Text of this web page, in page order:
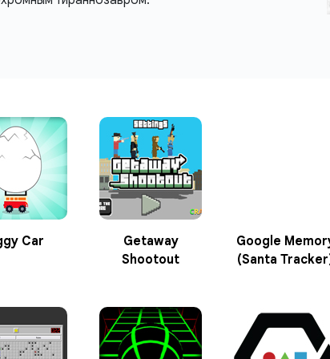
Car
Getaway
Shootout
Google
(Santa